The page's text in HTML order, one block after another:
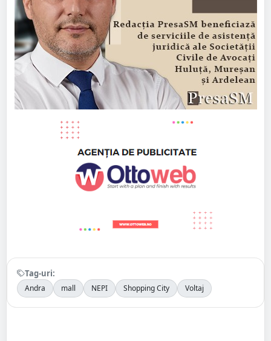
Tag-uri:
Andra mall NEPI Shopping City Voltaj